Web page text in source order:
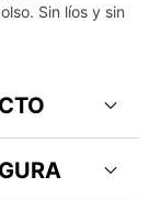
Sin líos y sin